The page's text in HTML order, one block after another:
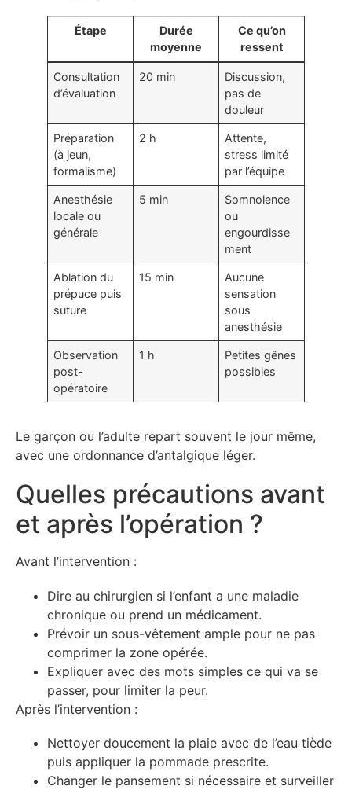
Étape
Durée
moyenne
Ce qu’on
ressent
Consultation
d’évaluation
20 min
Discussion,
pas de
douleur
Préparation
(à jeun,
formalisme)
2 h
Attente,
stress limité
par l’équipe
Anesthésie
locale ou
générale
5 min
Somnolence
ou
engourdisse
ment
Ablation du
prépuce puis
suture
15 min
Aucune
sensation
sous
anesthésie
Observation
post-
opératoire
1 h
Petites gênes
possibles
Le garçon ou l’adulte repart souvent le jour même,
avec une ordonnance d’antalgique léger.
Quelles précautions avant
et après l’opération ?
Avant l’intervention :
Dire au chirurgien si l’enfant a une maladie
chronique ou prend un médicament.
Prévoir un sous-vêtement ample pour ne pas
comprimer la zone opérée.
Expliquer avec des mots simples ce qui va se
passer, pour limiter la peur.
Après l’intervention :
Nettoyer doucement la plaie avec de l’eau tiède
puis appliquer la pommade prescrite.
Changer le pansement si nécessaire et surveiller